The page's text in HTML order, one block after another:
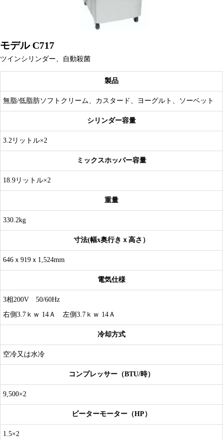
モデル C717
ツインシリンダー、自動殺菌
製品
無脂/低脂肪ソフトクリーム、カスタード、ヨーグルト、ソーベット
シリンダー容量
3.2リットル×2
ミックスホッパー容量
18.9リットル×2
重量
330.2kg
寸法(幅x奥行きｘ高さ）
646ｘ919ｘ1,524mm
電気仕様
3相200V 50/60Hz
右側3.7ｋｗ 14Ａ 左側3.7ｋｗ 14Ａ
冷却方式
空冷又は水冷
コンプレッサー（BTU/時）
9,500×2
ビーターモーター（HP）
1.5×2